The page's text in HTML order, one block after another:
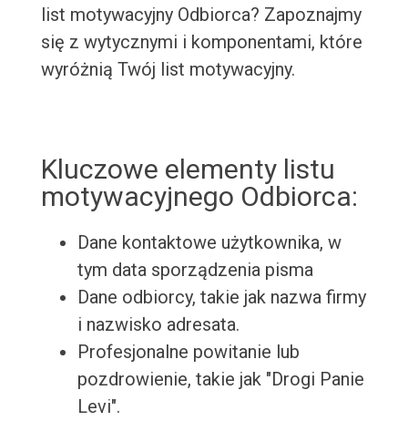
list motywacyjny Odbiorca? Zapoznajmy
się z wytycznymi i komponentami, które
wyróżnią Twój list motywacyjny.
Kluczowe elementy listu
motywacyjnego Odbiorca:
Dane kontaktowe użytkownika, w
tym data sporządzenia pisma
Dane odbiorcy, takie jak nazwa firmy
i nazwisko adresata.
Profesjonalne powitanie lub
pozdrowienie, takie jak "Drogi Panie
Levi".